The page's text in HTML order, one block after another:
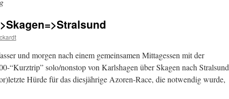
und morgen nach einem gemeinsamen Mittagessen mit der
“Kurztrip” solo/nonstop von Karlshagen über Skagen nach Stralsund
Hürde für das diesjährige Azoren-Race, die notwendig wurde,